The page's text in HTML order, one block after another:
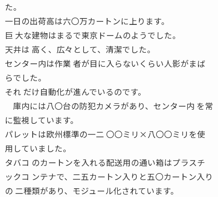
た。
一日の出荷高は六〇万カートンに上ります。
巨 大な建物はまるで東京ドームのようでした。
天井は 高く、広々として、清潔でした。
センター内は作業 者が目に入らないくらい人影がまば
らでした。
それ だけ自動化が進んでいるのです。
庫内には八〇台の防犯カメラがあり、センター内 を常
に監視しています。
パレットは欧州標準の一二 〇〇ミリ×八〇〇ミリを使
用していました。
タバコ のカートンを入れる配送用の通い箱はプラスチ
ックコ ンテナで、二五カートン入りと五〇カートン入り
の 二種類があり、モジュール化されています。